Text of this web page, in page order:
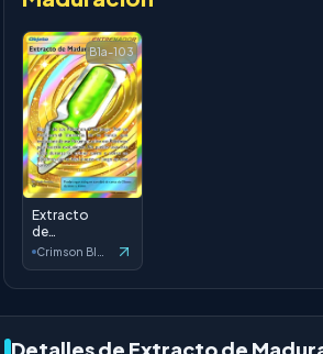
B1a-103
Extracto
de
Maduración